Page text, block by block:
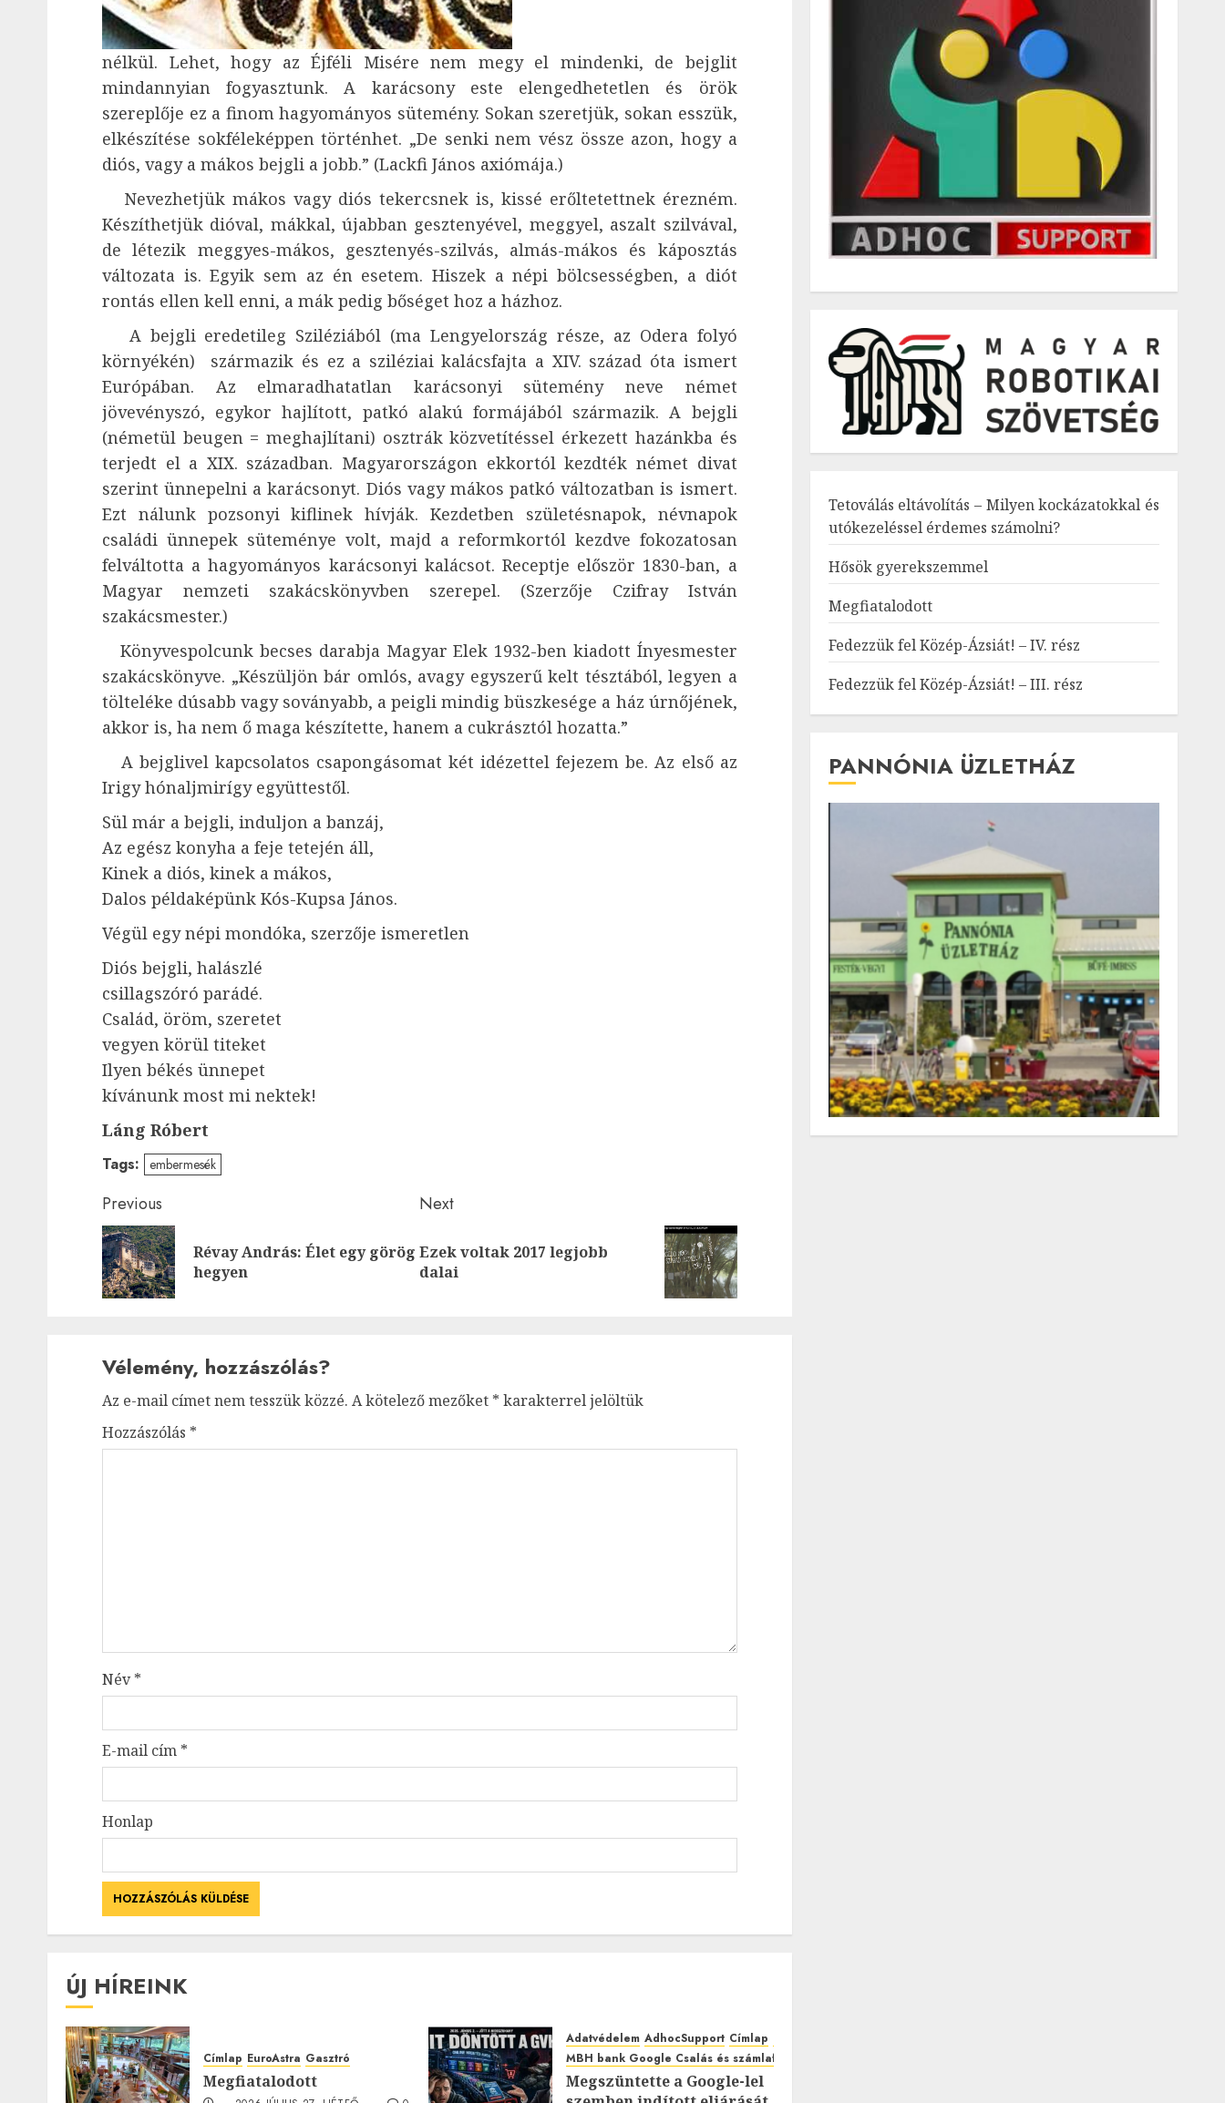
nélkül. Lehet, hogy az Éjféli Misére nem megy el mindenki, de bejglit
mindannyian fogyasztunk. A karácsony este elengedhetetlen és örök
szereplője ez a finom hagyományos sütemény. Sokan szeretjük, sokan esszük,
elkészítése sokféleképpen történhet. „De senki nem vész össze azon, hogy a
diós, vagy a mákos bejgli a jobb.” (Lackfi János axiómája.)
Nevezhetjük mákos vagy diós tekercsnek is, kissé erőltetettnek érezném.
Készíthetjük dióval, mákkal, újabban gesztenyével, meggyel, aszalt szilvával,
de létezik meggyes-mákos, gesztenyés-szilvás, almás-mákos és káposztás
változata is. Egyik sem az én esetem. Hiszek a népi bölcsességben, a diót
rontás ellen kell enni, a mák pedig bőséget hoz a házhoz.
A bejgli eredetileg Sziléziából (ma Lengyelország része, az Odera folyó
környékén)
származik és ez a sziléziai kalácsfajta a XIV. század óta ismert
Európában. Az elmaradhatatlan karácsonyi sütemény neve német
jövevényszó, egykor hajlított, patkó alakú formájából származik. A bejgli
(németül beugen = meghajlítani) osztrák közvetítéssel érkezett hazánkba és
terjedt el a XIX. században. Magyarországon ekkortól kezdték német divat
szerint ünnepelni a karácsonyt. Diós vagy mákos patkó változatban is ismert.
Ezt nálunk pozsonyi kiflinek hívják. Kezdetben születésnapok, névnapok
családi ünnepek süteménye volt, majd a reformkortól kezdve fokozatosan
felváltotta a hagyományos karácsonyi kalácsot. Receptje először 1830-ban, a
Magyar nemzeti szakácskönyvben szerepel. (Szerzője Czifray István
szakácsmester.)
Könyvespolcunk becses darabja Magyar Elek 1932-ben kiadott Ínyesmester
szakácskönyve. „Készüljön bár omlós, avagy egyszerű kelt tésztából, legyen a
tölteléke dúsabb vagy soványabb, a peigli mindig büszkesége a ház úrnőjének,
akkor is, ha nem ő maga készítette, hanem a cukrásztól hozatta.”
A bejglivel kapcsolatos csapongásomat két idézettel fejezem be. Az első az
Irigy hónaljmirígy együttestől.
Sül már a bejgli, induljon a banzáj,
Az egész konyha a feje tetején áll,
Kinek a diós, kinek a mákos,
Dalos példaképünk Kós-Kupsa János.
Végül egy népi mondóka, szerzője ismeretlen
Diós bejgli, halászlé
csillagszóró parádé.
Család, öröm, szeretet
vegyen körül titeket
Ilyen békés ünnepet
kívánunk most mi nektek!
Láng Róbert
Tags: embermesék
Post
navigation
Previous
Previous
post:
Révay András: Élet egy görög
hegyen
Next
Next
post:
Ezek voltak 2017 legjobb
dalai
Vélemény, hozzászólás?
Az e-mail címet nem tesszük közzé. A kötelező mezőket * karakterrel jelöltük
Hozzászólás *
Név*
E-mail cím *
Honlap
ÚJ HÍREINK
Címlap EuroAstra Gasztró
Megfiatalodott
Adatvédelem AdhocSupport Címlap
MBH bank Google Csalás és számlafeltörés károsultak
Megszüntette a Google-lel
Tetoválás eltávolítás – Milyen kockázatokkal és
utókezeléssel érdemes számolni?
Hősök gyerekszemmel
Megfiatalodott
Fedezzük fel Közép-Ázsiát! – IV. rész
Fedezzük fel Közép-Ázsiát! – III. rész
PANNÓNIA ÜZLETHÁZ